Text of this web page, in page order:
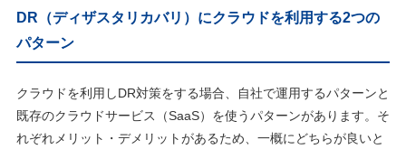
DR（ディザスタリカバリ）にクラウドを利用する2つの
パターン
クラウドを利用しDR対策をする場合、自社で運用するパターンと
既存のクラウドサービス（SaaS）を使うパターンがあります。そ
れぞれメリット・デメリットがあるため、一概にどちらが良いと